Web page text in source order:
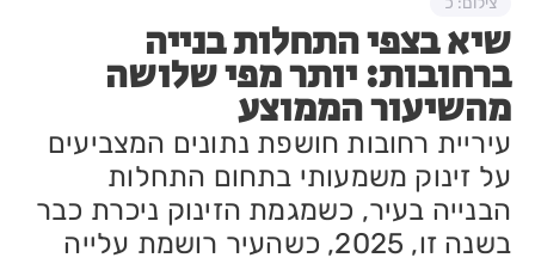
שיא בצפי התחלות בנייה
ברחובות: יותר מפי שלושה
מהשיעור הממוצע
עיריית רחובות חושפת נתונים המצביעים
על זינוק משמעותי בתחום התחלות
הבנייה בעיר, כשמגמת הזינוק ניכרת כבר
בשנה זו, 2025, כשהעיר רושמת עלייה